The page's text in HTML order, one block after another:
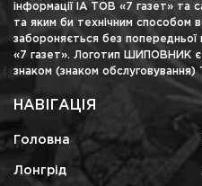
інформації ІА ТОВ «7 газет» та
та яким би технічним способом
забороняється без попередньої
«7 газет». Логотип ШИПОВНИК є
знаком (знаком
НАВІГАЦІЯ
Головна
Лонгрід